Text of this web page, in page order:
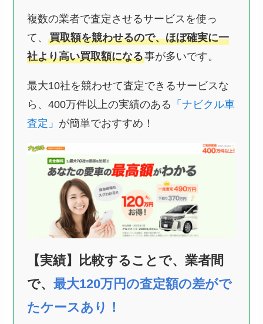
複数の業者で査定させるサービスを使っ
て、 買取額を競わせるので、ほぼ確実に一
社より高い買取額になる事が多いです。
最大10社を競わせて査定できるサービスな
ら、400万件以上の実績のある 「ナビクル車
査定」 が簡単でおすすめ！
【実績】比較することで、業者間
で、 最大120万円の査定額の差がで
たケースあり！